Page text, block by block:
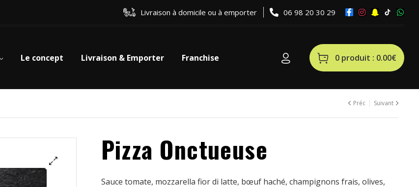
Livraison à domicile ou à emporter 06 98 20 30 29
Le concept Livraison & Emporter Franchise 0 produit : 0.00€
Préc Suivant
Pizza Onctueuse
Sauce tomate, mozzarella fior di latte, bœuf haché, champignons frais, olives,